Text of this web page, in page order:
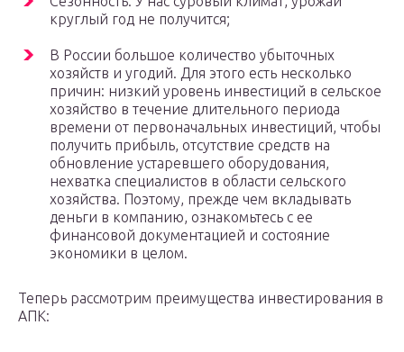
круглый год не получится;
В России большое количество убыточных
хозяйств и угодий. Для этого есть несколько
причин: низкий уровень инвестиций в сельское
хозяйство в течение длительного периода
времени от первоначальных инвестиций, чтобы
получить прибыль, отсутствие средств на
обновление устаревшего оборудования,
нехватка специалистов в области сельского
хозяйства. Поэтому, прежде чем вкладывать
деньги в компанию, ознакомьтесь с ее
финансовой документацией и состояние
экономики в целом.
Теперь рассмотрим преимущества инвестирования в
АПК: